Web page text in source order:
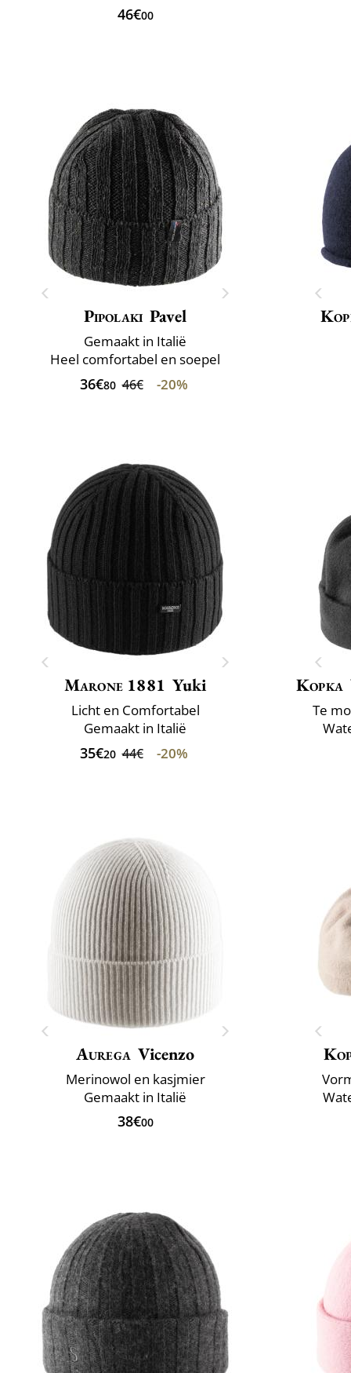
46€00
Pipolaki Pavel
Gemaakt in Italië
Heel comfortabel en soepel
36€80 46€ -20%
Marone 1881 Yuki
Licht en Comfortabel
Gemaakt in Italië
35€20 44€ -20%
Kopka
Te
Aurega Vicenzo
Merinowol en kasjmier
Gemaakt in Italië
38€00